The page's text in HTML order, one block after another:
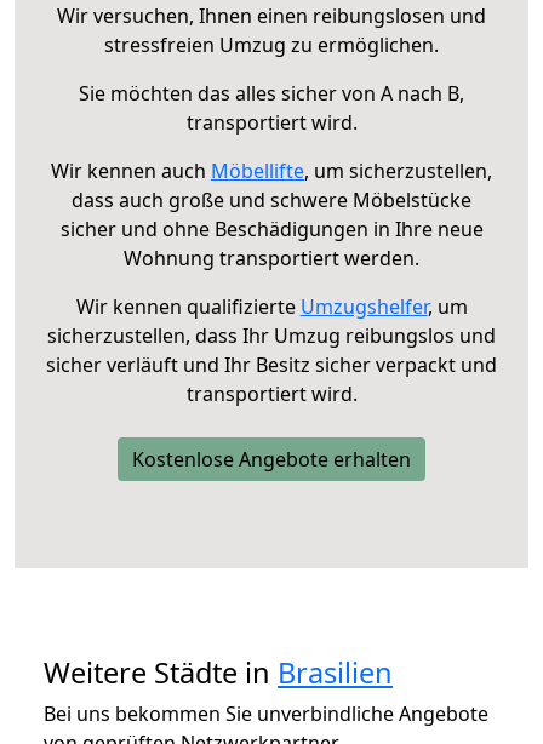
Wir versuchen, Ihnen einen reibungslosen und
stressfreien Umzug zu ermöglichen.
Sie möchten das alles sicher von A nach B,
transportiert wird.
Wir kennen auch Möbellifte, um sicherzustellen,
dass auch große und schwere Möbelstücke
sicher und ohne Beschädigungen in Ihre neue
Wohnung transportiert werden.
Wir kennen qualifizierte Umzugshelfer, um
sicherzustellen, dass Ihr Umzug reibungslos und
sicher verläuft und Ihr Besitz sicher verpackt und
transportiert wird.
Kostenlose Angebote erhalten
Weitere Städte in Brasilien
Bei uns bekommen Sie unverbindliche Angebote